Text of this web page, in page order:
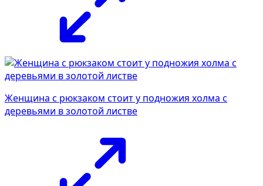
Женщина с рюкзаком стоит у подножия холма с
деревьями в золотой листве